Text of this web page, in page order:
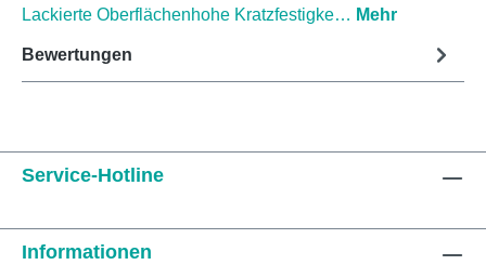
Lackierte Oberflächenhohe Kratzfestigke… Mehr
Bewertungen
Service-Hotline
Informationen